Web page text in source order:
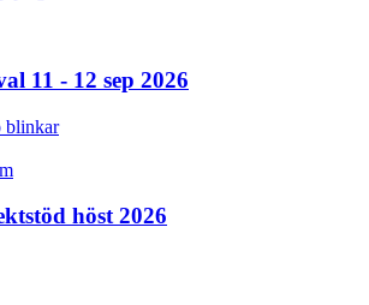
11 - 12 sep 2026
höst 2026